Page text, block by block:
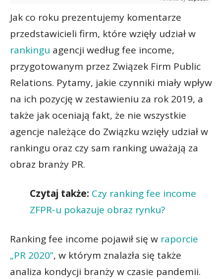
Jak co roku prezentujemy komentarze
przedstawicieli firm, które wzięły udział w
rankingu agencji według fee income,
przygotowanym przez Związek Firm Public
Relations. Pytamy, jakie czynniki miały wpływ
na ich pozycję w zestawieniu za rok 2019, a
także jak oceniają fakt, że nie wszystkie
agencje należące do Związku wzięły udział w
rankingu oraz czy sam ranking uważają za
obraz branży PR.
Czytaj także: Czy ranking fee income
ZFPR-u pokazuje obraz rynku?
Ranking fee income pojawił się w raporcie
„PR 2020”, w którym znalazła się także
analiza kondycji branży w czasie pandemii.